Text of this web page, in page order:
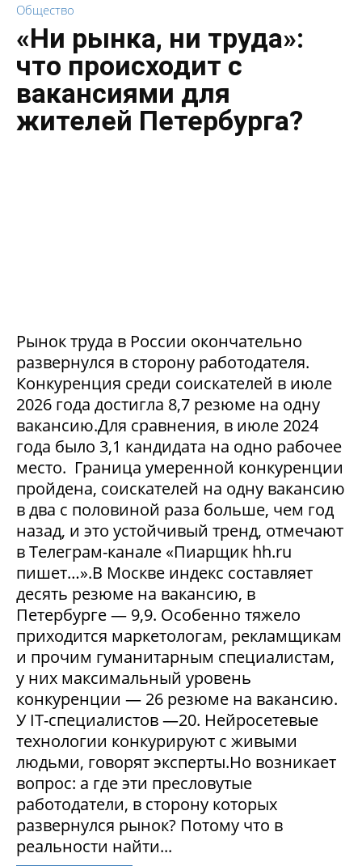
Общество
«Ни рынка, ни труда»:
что происходит с
вакансиями для
жителей Петербурга?
Рынок труда в России окончательно
развернулся в сторону работодателя.
Конкуренция среди соискателей в июле
2026 года достигла 8,7 резюме на одну
вакансию.Для сравнения, в июле 2024
года было 3,1 кандидата на одно рабочее
место. Граница умеренной конкуренции
пройдена, соискателей на одну вакансию
в два с половиной раза больше, чем год
назад, и это устойчивый тренд, отмечают
в Телеграм-канале «Пиарщик hh.ru
пишет…».В Москве индекс составляет
десять резюме на вакансию, в
Петербурге — 9,9. Особенно тяжело
приходится маркетологам, рекламщикам
и прочим гуманитарным специалистам,
у них максимальный уровень
конкуренции — 26 резюме на вакансию.
У IT-специалистов —20. Нейросетевые
технологии конкурируют с живыми
людьми, говорят эксперты.Но возникает
вопрос: а где эти пресловутые
работодатели, в сторону которых
развернулся рынок? Потому что в
реальности найти...